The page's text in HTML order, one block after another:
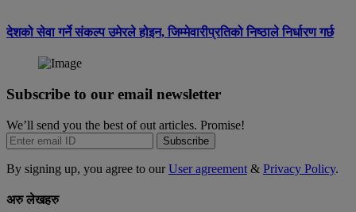
देशको सेवा गर्ने संकल्प उमेरले होइन, जिम्मेवारीप्रतिको निष्ठाले निर्धारण गर्छ
Subscribe to our email newsletter
We’ll send you the best of out articles. Promise!
Subscribe
By signing up, you agree to ourUser agreement & Privacy Policy.
अरु लेखहरु